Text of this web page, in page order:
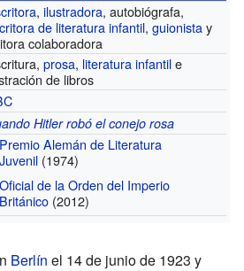
,ilustradora, autobiógrafa,
de literatura infantil,guionistay
colaboradora
prosa, literatura infantile
de libros
Hitler robó el conejo rosa
Premio Alemán de Literatura
Juvenil (1974)
Oficial de la Orden del Imperio
Británico (2012)
Berlín el 14 de junio de 1923 y